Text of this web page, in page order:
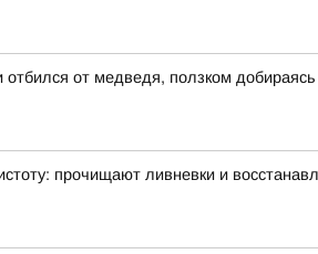
от медведя, ползком
прочищают ливневки и